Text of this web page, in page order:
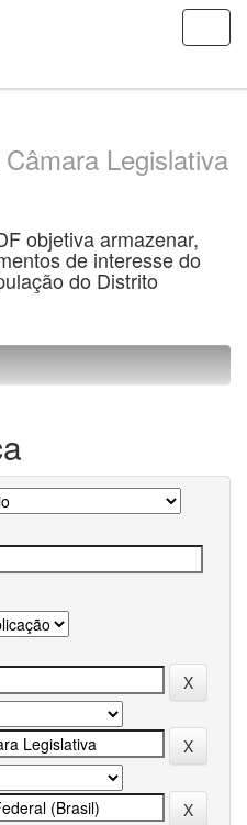
Legislativa
objetiva armazenar,
de interesse do
do Distrito